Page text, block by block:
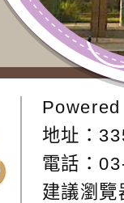
地址：
電話：
建議瀏